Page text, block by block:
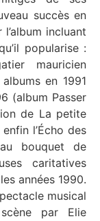
succès en
incluant
popularise :
mauricien
en 1991
(album Passer
de La petite
l’Écho des
bouquet de
caritatives
années 1990.
musical
par Elie